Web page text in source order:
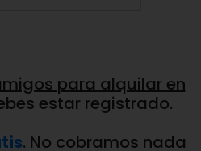
para alquilar en
estar registrado.
. No cobramos nada